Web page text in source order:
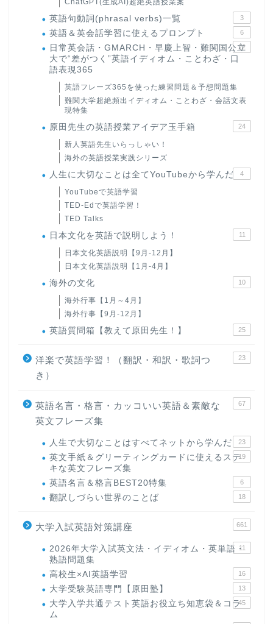
ChatGPT(生成AI)超絶英語授業案
英語句動詞(phrasal verbs)一覧 3
英語＆英会話学習に使えるプロンプト 6
日常英会話・GMARCH・早慶上智・難関国公立
大で“差がつく”英語イディオム・ことわざ・口
語表現365
22
英語フレーズ365を使った練習問題＆予想問題集
難関大学超絶頻出イディオム・ことわざ・会話文表
現特集
原田先生の英語授業アイデア玉手箱 24
新人英語先生いらっしゃい！
海外の英語授業実践シリーズ
人生に大切なことは全てYouTubeから学んだ 4
YouTubeで英語学習
TED-Edで英語学習！
TED Talks
日本文化を英語で説明しよう！ 11
日本文化英語説明【9月-12月】
日本文化英語説明【1月-4月】
海外の文化 10
海外行事【1月～4月】
海外行事【9月-12月】
英語質問箱【教えて原田先生！】 25
洋楽で英語学習！（翻訳・和訳・歌詞つ
き）
23
英語名言・格言・カッコいい英語＆素敵な
英文フレーズ集
67
人生で大切なことはすべてネットから学んだ 23
英文手紙＆グリーティングカードに使えるステ
キな英文フレーズ集
19
英語名言＆格言BEST20特集 6
翻訳しづらい世界のことば 18
大学入試英語対策講座 661
2026年大学入試英文法・イディオム・英単語・
熟語問題集
11
高校生×AI英語学習 16
大学受験英語専門【原田塾】 13
大学入学共通テスト英語お役立ち知恵袋＆コラ
ム
45